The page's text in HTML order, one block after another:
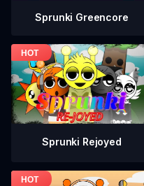
Sprunki Greencore
Sprunki Rejoyed